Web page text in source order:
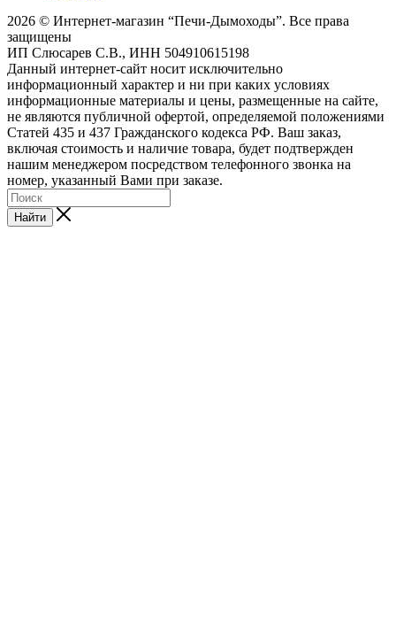
2026 © Интернет-магазин “Печи-Дымоходы”. Все права
защищены
ИП Слюсарев С.В., ИНН 504910615198
Данный интернет-сайт носит исключительно
информационный характер и ни при каких условиях
информационные материалы и цены, размещенные на сайте,
не являются публичной офертой, определяемой положениями
Статей 435 и 437 Гражданского кодекса РФ. Ваш заказ,
включая стоимость и наличие товара, будет подтвержден
нашим менеджером посредством телефонного звонка на
номер, указанный Вами при заказе.
Найти